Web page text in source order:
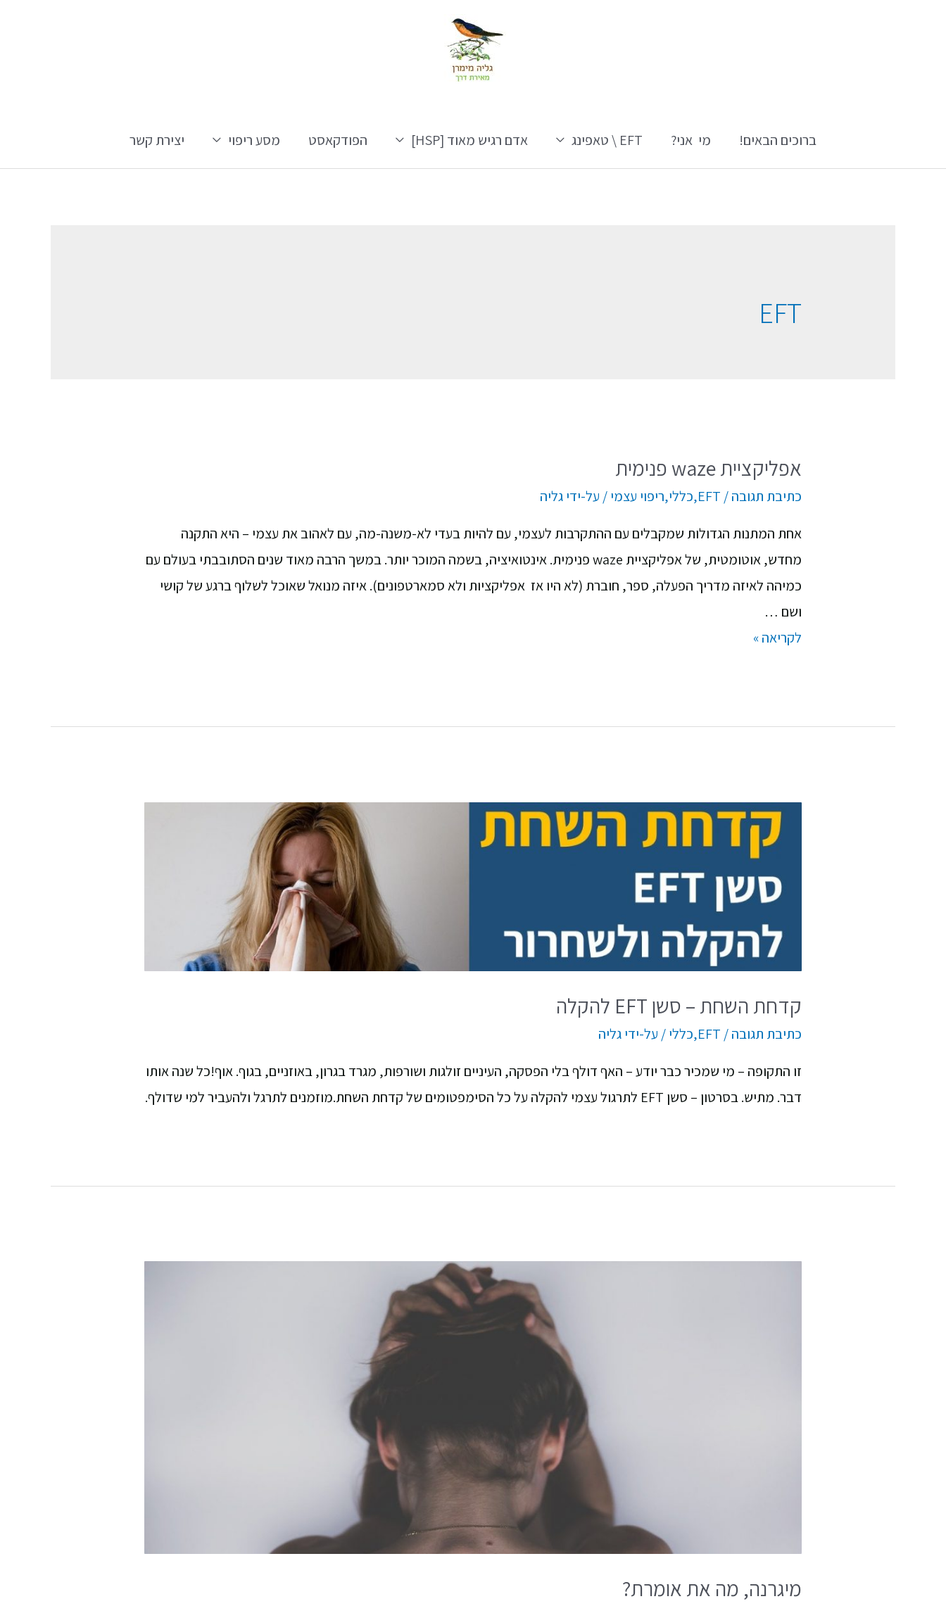
ברוכים הבאים! מי אני? EFT \ טאפינג אדם רגיש מאוד [HSP] הפודקאסט מסע ריפוי יצירת קשר
EFT
אפליקציית waze פנימית
כתיבת תגובה /
EFT
,כללי,ריפוי עצמי/ על-ידי גליה
אחת המתנות הגדולות שמקבלים עם ההתקרבות לעצמי, עם להיות בעדי לא-משנה-מה, עם לאהוב את עצמי – היא התקנה
מחדש, אוטומטית, של אפליקציית waze פנימית. אינטואיציה, בשמה המוכר יותר. במשך הרבה מאוד שנים הסתובבתי בעולם עם
כמיהה לאיזה מדריך הפעלה, ספר, חוברת (לא היו אז אפליקציות ולא סמארטפונים). איזה מנואל שאוכל לשלוף ברגע של קושי
ושם …
לקריאה »
קדחת השחת – סשן EFT להקלה
כתיבת תגובה /
EFT
,כללי/ על-ידי גליה
זו התקופה – מי שמכיר כבר יודע – האף דולף בלי הפסקה, העיניים זולגות ושורפות, מגרד בגרון, באוזניים, בגוף. אוף!כל שנה אותו
דבר. מתיש. בסרטון – סשן EFT לתרגול עצמי להקלה על כל הסימפטומים של קדחת השחת.מוזמנים לתרגל ולהעביר למי שדולף.
מיגרנה, מה את אומרת?